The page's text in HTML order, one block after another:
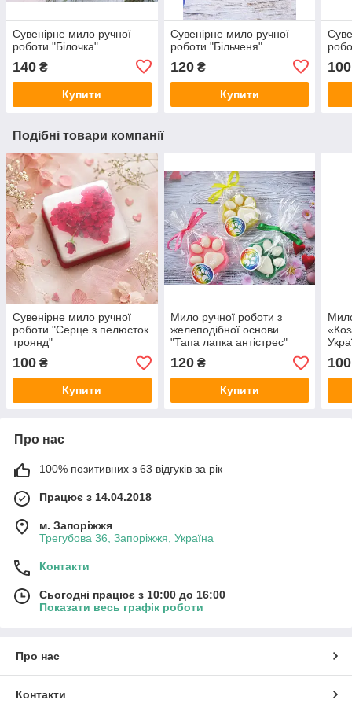
Сувенірне мило ручної
роботи "Білочка"
140 ₴
Купити
Сувенірне мило ручної
роботи "Більченя"
120₴
Купити
100
Подібні товари компанії
Сувенірне мило ручної
роботи "Серце з пелюсток
троянд"
100 ₴
Купити
Мило ручної роботи з
желеподібної основи
"Тапа лапка антістрес"
120₴
Купити
100
Про нас
100% позитивних з 63 відгуків за рік
Працює з 14.04.2018
м. Запоріжжя
Трегубова 36, Запоріжжя, Україна
Контакти
Сьогодні працює з 10:00 до 16:00
Показати весь графік роботи
Про нас
Контакти